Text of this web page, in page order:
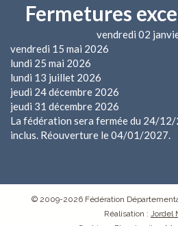
Fermetures
vendredi 02
vendredi 15 mai 2026
lundi 25 mai 2026
lundi 13 juillet 2026
jeudi 24 décembre 2026
jeudi 31 décembre 2026
La fédération sera fermée du 24/
inclus. Réouverture le 04/01/2027.
© 2009-2026 Fédération
Réalisation : Jordel